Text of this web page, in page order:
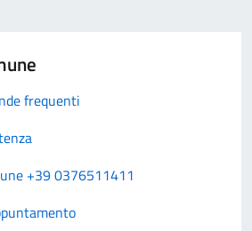
frequenti
+39 0376511411